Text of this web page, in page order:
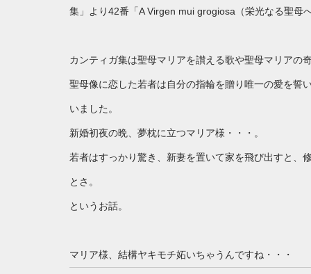
集」より42番「A Virgen mui grogiosa（栄光なる聖
カンティガ集は聖母マリアを讃える歌や聖母マリア
聖母像に恋した若者は自分の指輪を贈り唯一の愛を誓
いました。
新婚初夜の晩、夢枕に立つマリア様・・・。
若者はすっかり驚き、新妻を置いて家を飛び出すと
とさ。
というお話。
マリア様、結構ヤキモチ妬いちゃうんですね・・・